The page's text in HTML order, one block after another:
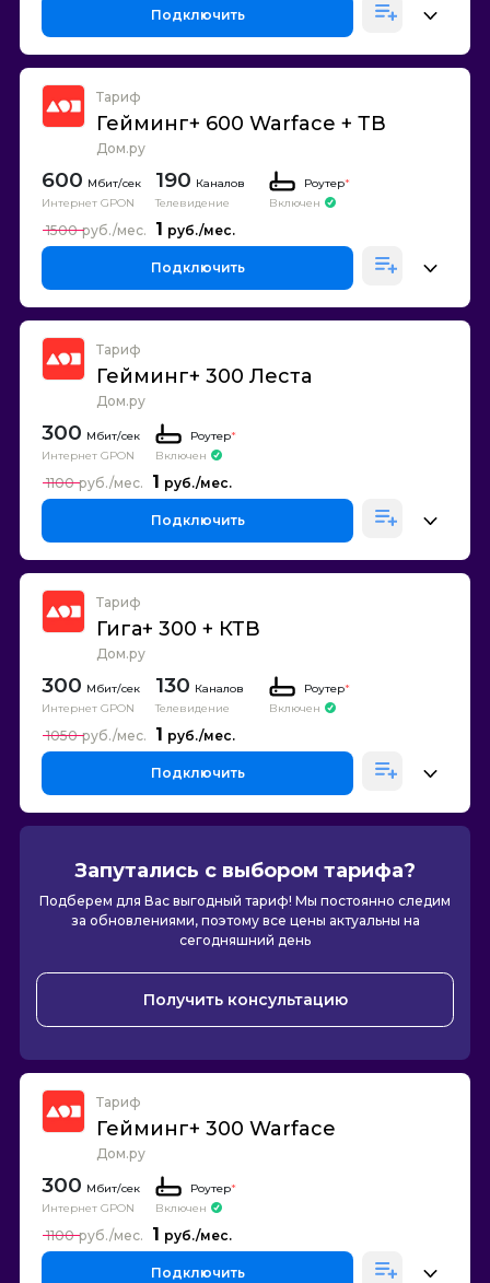
Подключить
Тариф
Гейминг+ 600 Warface + ТВ
Дом.ру
600
Интернет GPON
190 Каналов
Телевидение
Роутер*
Включен
1
1500
Подключить
Тариф
Гейминг+ 300 Леста
Дом.ру
300
Интернет GPON
Роутер*
Включен
1
1100
Подключить
Тариф
Гига+ 300 + КТВ
Дом.ру
300
Интернет GPON
130 Каналов
Телевидение
Роутер*
Включен
1
1050
Подключить
Запутались с выбором тарифа?
Подберем для Вас выгодный тариф! Мы постоянно следим
за обновлениями, поэтому все цены актуальны на
сегодняшний день
Получить консультацию
Тариф
Гейминг+ 300 Warface
Дом.ру
300
Интернет GPON
Роутер*
Включен
1
1100
Подключить